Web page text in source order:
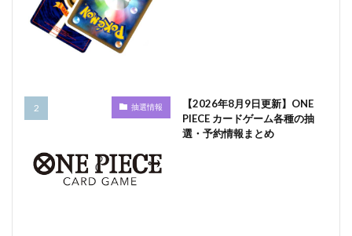
抽選情報
【2026年8月9日更新】ONE
PIECE カードゲーム各種の抽
選・予約情報まとめ